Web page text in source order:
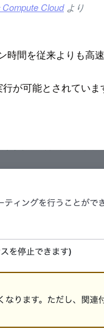
Cloudより
間を従来よりも高速
が可能とされてい